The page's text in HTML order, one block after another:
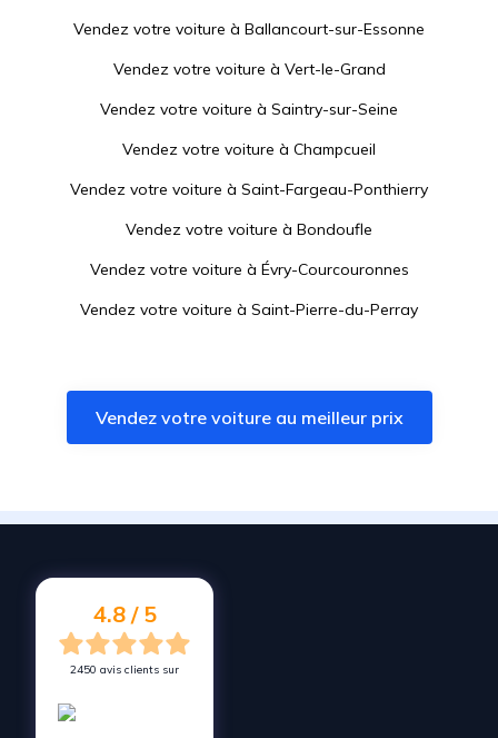
Vendez votre voiture à Ballancourt-sur-Essonne
Vendez votre voiture à Vert-le-Grand
Vendez votre voiture à Saintry-sur-Seine
Vendez votre voiture à Champcueil
Vendez votre voiture à Saint-Fargeau-Ponthierry
Vendez votre voiture à Bondoufle
Vendez votre voiture à Évry-Courcouronnes
Vendez votre voiture à Saint-Pierre-du-Perray
Vendez votre voiture àNandy
Vendez votre voiture àSaint-Germain-lès-Corbeil
Vendez votre voiture à
Vendez votre voiture au meilleur prix
4.8 / 5
2450 avis clients sur